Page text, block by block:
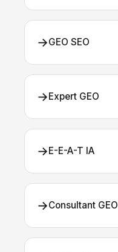
→GEO SEO
→Expert GEO
→E-E-A-T IA
→Consultant GEO